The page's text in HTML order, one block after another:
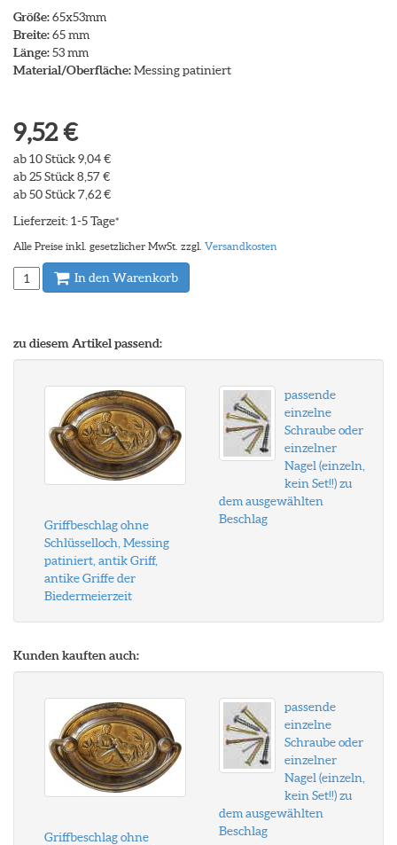
Größe:65x53mm
Breite:65 mm
Länge:53 mm
Material/Oberfläche:Messing patiniert
9,52 €
ab 10 Stück 9,04 €
ab 25 Stück 8,57 €
ab 50 Stück 7,62 €
Lieferzeit: 1-5 Tage*
Alle Preise inkl. gesetzlicher MwSt. zzgl. Versandkosten
In den Warenkorb
zu diesem Artikel passend:
Griffbeschlag ohne
Schlüsselloch, Messing
patiniert, antik Griff,
antike Griffe der
Biedermeierzeit
passende
einzelne
Schraube oder
einzelner
Nagel (einzeln,
kein Set!!) zu
dem ausgewählten
Beschlag
Kunden kauften auch:
Griffbeschlag ohne
passende
einzelne
Schraube oder
einzelner
Nagel (einzeln,
kein Set!!) zu
dem ausgewählten
Beschlag